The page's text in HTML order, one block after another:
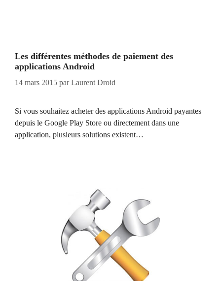
Les différentes méthodes de paiement des
applications Android
14 mars 2015 parLaurent Droid
Si vous souhaitez acheter des applications Android payantes
depuis le Google Play Store ou directement dans une
application, plusieurs solutions existent…